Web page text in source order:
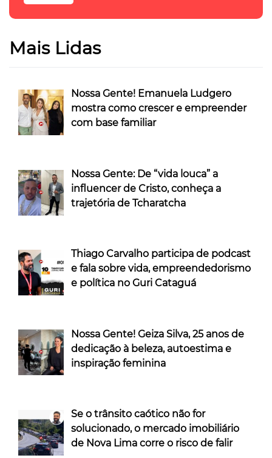
Mais Lidas
Nossa Gente! Emanuela Ludgero
mostra como crescer e empreender
com base familiar
Nossa Gente: De “vida louca” a
influencer de Cristo, conheça a
trajetória de Tcharatcha
Thiago Carvalho participa de podcast
e fala sobre vida, empreendedorismo
e política no Guri Cataguá
Nossa Gente! Geiza Silva, 25 anos de
dedicação à beleza, autoestima e
inspiração feminina
Se o trânsito caótico não for
solucionado, o mercado imobiliário
de Nova Lima corre o risco de falir